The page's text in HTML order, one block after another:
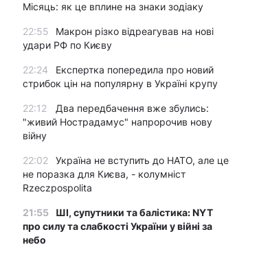
Місяць: як це вплине на знаки зодіаку
22:55
Макрон різко відреагував на нові
удари РФ по Києву
22:24
Експертка попередила про новий
стрибок цін на популярну в Україні крупу
22:12
Два передбачення вже збулись:
"живий Нострадамус" напророчив нову
війну
22:02
Україна не вступить до НАТО, але це
не поразка для Києва, - колумніст
Rzeczpospolita
21:55
ШІ, супутники та балістика: NYT
про силу та слабкості України у війні за
небо